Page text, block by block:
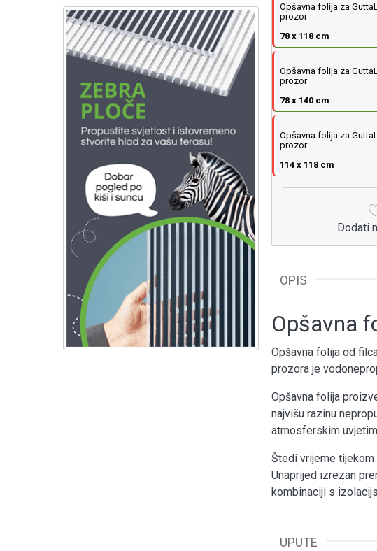
Opšavna folija za
prozor
78 x 118 cm
Opšavna folija za
prozor
78 x 140 cm
Opšavna folija za
prozor
114 x 118 cm
Dodati
OPIS
Opšavna
Opšavna folija od
prozora je
Opšavna folija
najvišu razinu
atmosferskim
Štedi vrijeme tijekom
Unaprijed izrezan
kombinaciji s
UPUTE